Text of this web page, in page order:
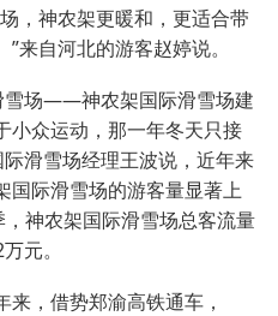
，神农架更暖和，更适合带
来自河北的游客赵婷说。
场——神农架国际滑雪场建
小众运动，那一年冬天只接
滑雪场经理王波说，近年来
国际滑雪场的游客量显著上
神农架国际滑雪场总客流量
元。
，借势郑渝高铁通车，